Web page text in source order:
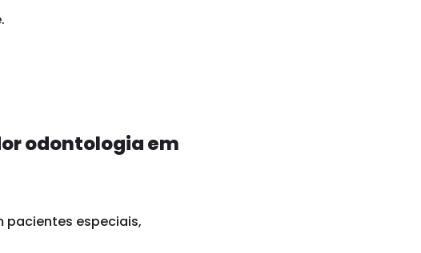
odontologia em
pacientes especiais,